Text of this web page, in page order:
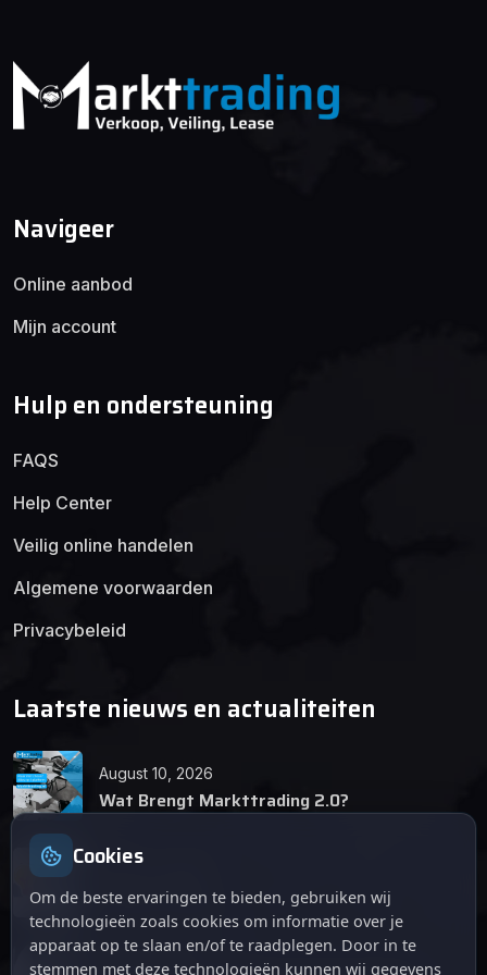
Navigeer
Online aanbod
Mijn account
Hulp en ondersteuning
FAQS
Help Center
Veilig online handelen
Algemene voorwaarden
Privacybeleid
Laatste nieuws en actualiteiten
August 10, 2026
Wat Brengt Markttrading 2.0?
Tips en Tricks
April 12, 2026
Cookies
Om de beste ervaringen te bieden, gebruiken wij
technologieën zoals cookies om informatie over je
apparaat op te slaan en/of te raadplegen. Door in te
stemmen met deze technologieën kunnen wij gegevens